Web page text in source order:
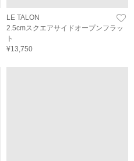
LE TALON
2.5cmスクエアサイドオープンフラッ
ト
¥13,750